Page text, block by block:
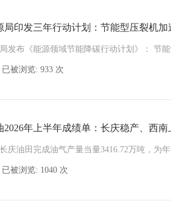
局印发三年行动计划：节能型压裂机
已被浏览: 933次
2026年上半年成绩单：长庆稳产、西
已被浏览: 1040次